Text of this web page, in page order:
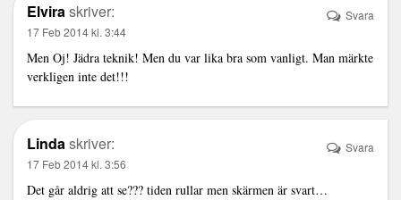
Elviraskriver:
17 Feb 2014 kl. 3:44
Men Oj! Jädra teknik! Men du var lika bra som vanligt. Man märkte
verkligen inte det!!!
Svara
Lindaskriver:
17 Feb 2014 kl. 3:56
Det går aldrig att se??? tiden rullar men skärmen är svart…
Svara